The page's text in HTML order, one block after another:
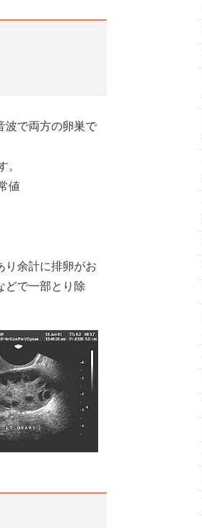
波で両方の卵巣で
。
値
り余計に排卵がお
どで一部とり除